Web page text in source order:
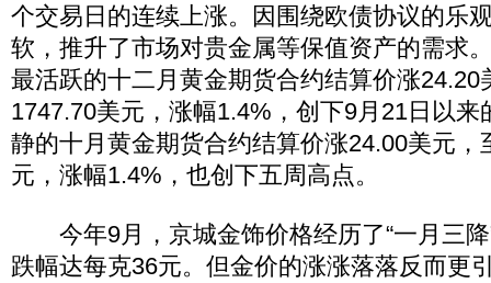
个交易日的连续上涨。因围绕欧债协议的乐
软，推升了市场对贵金属等保值资产的需求
最活跃的十二月黄金期货合约结算价涨24.20
1747.70美元，涨幅1.4%，创下9月21日以来
静的十月黄金期货合约结算价涨24.00美元，
元，涨幅1.4%，也创下五周高点。
今年9月，京城金饰价格经历了“一月三降
跌幅达每克36元。但金价的涨涨落落反而更